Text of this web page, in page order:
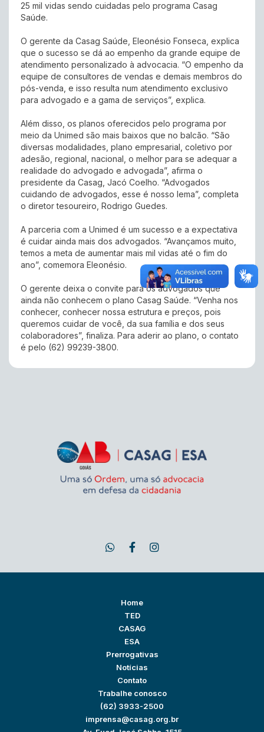
25 mil vidas sendo cuidadas pelo programa Casag
Saúde.
O gerente da Casag Saúde, Eleonésio Fonseca, explica
que o sucesso se dá ao empenho da grande equipe de
atendimento personalizado à advocacia. “O empenho da
equipe de consultores de vendas e demais membros do
pós-venda, e isso resulta num atendimento exclusivo
para advogado e a gama de serviços”, explica.
Além disso, os planos oferecidos pelo programa por
meio da Unimed são mais baixos que no balcão. “São
diversas modalidades, plano empresarial, coletivo por
adesão, regional, nacional, o melhor para se adequar a
realidade do advogado e advogada”, afirma o
presidente da Casag, Jacó Coelho. “Advogados
cuidando de advogados, esse é nosso lema”, completa
o diretor tesoureiro, Rodrigo Guedes.
A parceria com a Unimed é um sucesso e a expectativa
é cuidar ainda mais dos advogados. “Avançamos muito,
temos a meta de aumentar mais mil vidas até o fim do
ano”, comemora Eleonésio.
O gerente deixa o convite para os advogados que
ainda não conhecem o plano Casag Saúde. “Venha nos
conhecer, conhecer nossa estrutura e preços, pois
queremos cuidar de você, da sua família e dos seus
colaboradores”, finaliza. Para aderir ao plano, o contato
é pelo (62) 99239-3800.
Home
TED
CASAG
ESA
Prerrogativas
Notícias
Contato
Trabalhe conosco
(62) 3933-2500
imprensa@casag.org.br